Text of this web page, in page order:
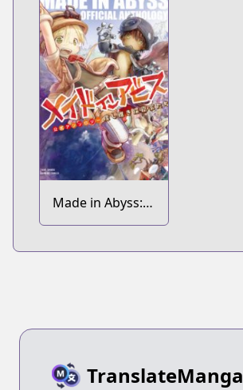
Made in Abyss:
Koushiki
TranslateManga